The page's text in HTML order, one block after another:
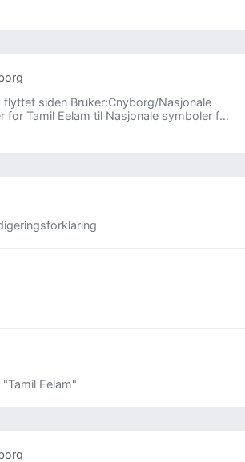
flyttet siden Bruker:Cnyborg/Nasjonale
for Tamil Eelam til Nasjonale symboler for
Eelam"